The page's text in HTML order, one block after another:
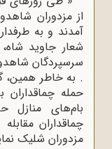
از مزدوران
آمدند و به
شعار جاوید
سرسپردگان
. به خاطر همین،
حمله
بام‌های منازل
چماقداران
مزدوران شلیک